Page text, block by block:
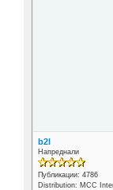
b2l
Напреднали
Публикации: 4786
Distribution: MCC